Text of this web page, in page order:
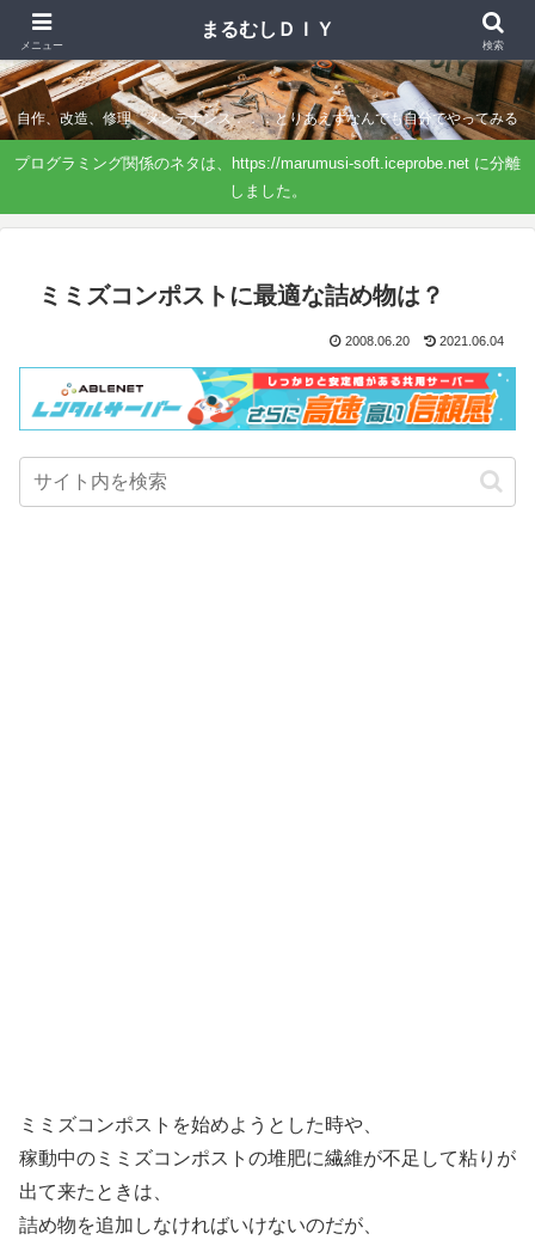
まるむしＤＩＹ
自作、改造、修理、メンテナンス．．．とりあえずなんでも自分でやってみる
プログラミング関係のネタは、https://marumusi-soft.iceprobe.net に分離
しました。
ミミズコンポストに最適な詰め物は？
2008.06.20 2021.06.04
ミミズコンポストを始めようとした時や、
稼動中のミミズコンポストの堆肥に繊維が不足して粘りが
出て来たときは、
詰め物を追加しなければいけないのだが、
メニュー
まるむしＤＩＹ
検索